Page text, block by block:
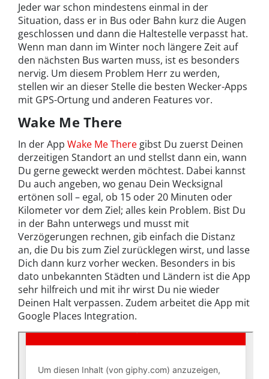
Jeder war schon mindestens einmal in der
Situation, dass er in Bus oder Bahn kurz die Augen
geschlossen und dann die Haltestelle verpasst hat.
Wenn man dann im Winter noch längere Zeit auf
den nächsten Bus warten muss, ist es besonders
nervig. Um diesem Problem Herr zu werden,
stellen wir an dieser Stelle die besten Wecker-Apps
mit GPS-Ortung und anderen Features vor.
Wake Me There
In der App Wake Me There gibst Du zuerst Deinen
derzeitigen Standort an und stellst dann ein, wann
Du gerne geweckt werden möchtest. Dabei kannst
Du auch angeben, wo genau Dein Wecksignal
ertönen soll – egal, ob 15 oder 20 Minuten oder
Kilometer vor dem Ziel; alles kein Problem. Bist Du
in der Bahn unterwegs und musst mit
Verzögerungen rechnen, gib einfach die Distanz
an, die Du bis zum Ziel zurücklegen wirst, und lasse
Dich dann kurz vorher wecken. Besonders in bis
dato unbekannten Städten und Ländern ist die App
sehr hilfreich und mit ihr wirst Du nie wieder
Deinen Halt verpassen. Zudem arbeitet die App mit
Google Places Integration.